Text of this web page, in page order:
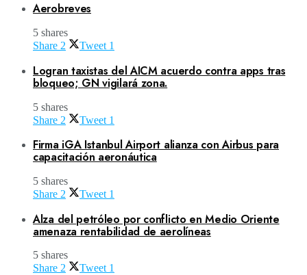
Aerobreves
5 shares
Share 2 Tweet 1
Logran taxistas del AICM acuerdo contra apps tras
bloqueo; GN vigilará zona.
5 shares
Share 2 Tweet 1
Firma iGA Istanbul Airport alianza con Airbus para
capacitación aeronáutica
5 shares
Share 2 Tweet 1
Alza del petróleo por conflicto en Medio Oriente
amenaza rentabilidad de aerolíneas
5 shares
Share 2 Tweet 1